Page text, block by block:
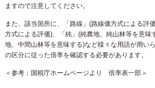
ますので注意してください。
また、該当箇所に、「路線」(路線価方式による評
方式による評価)、「純」(純農地、純山林等を意味
地、中間山林等を意味する)など様々な用語が用い
の区分に従った倍率を確認する必要があります。
＜参考：国税庁ホームページより 倍率表一部＞